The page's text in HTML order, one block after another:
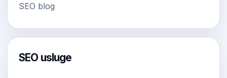
SEO blog
SEO usluge